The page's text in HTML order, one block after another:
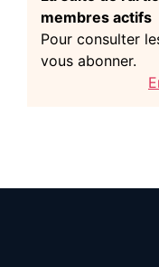
membres actifs
Pour consulter
vous abonner.